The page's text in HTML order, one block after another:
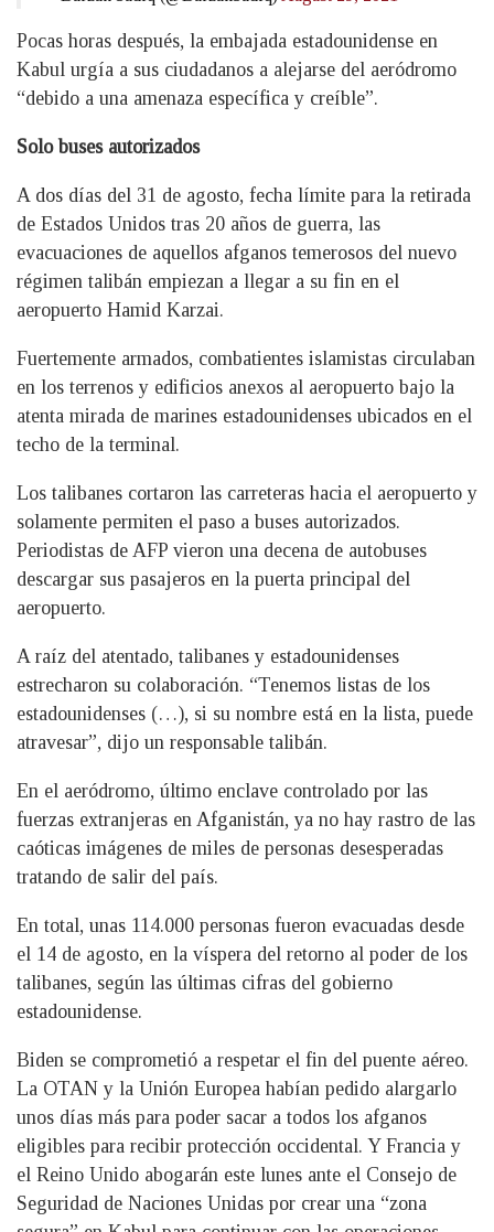
Pocas horas después, la embajada estadounidense en
Kabul urgía a sus ciudadanos a alejarse del aeródromo
“debido a una amenaza específica y creíble”.
Solo buses autorizados
A dos días del 31 de agosto, fecha límite para la retirada
de Estados Unidos tras 20 años de guerra, las
evacuaciones de aquellos afganos temerosos del nuevo
régimen talibán empiezan a llegar a su fin en el
aeropuerto Hamid Karzai.
Fuertemente armados, combatientes islamistas circulaban
en los terrenos y edificios anexos al aeropuerto bajo la
atenta mirada de marines estadounidenses ubicados en el
techo de la terminal.
Los talibanes cortaron las carreteras hacia el aeropuerto y
solamente permiten el paso a buses autorizados.
Periodistas de AFP vieron una decena de autobuses
descargar sus pasajeros en la puerta principal del
aeropuerto.
A raíz del atentado, talibanes y estadounidenses
estrecharon su colaboración. “Tenemos listas de los
estadounidenses (…), si su nombre está en la lista, puede
atravesar”, dijo un responsable talibán.
En el aeródromo, último enclave controlado por las
fuerzas extranjeras en Afganistán, ya no hay rastro de las
caóticas imágenes de miles de personas desesperadas
tratando de salir del país.
En total, unas 114.000 personas fueron evacuadas desde
el 14 de agosto, en la víspera del retorno al poder de los
talibanes, según las últimas cifras del gobierno
estadounidense.
Biden se comprometió a respetar el fin del puente aéreo.
La OTAN y la Unión Europea habían pedido alargarlo
unos días más para poder sacar a todos los afganos
eligibles para recibir protección occidental. Y Francia y
el Reino Unido abogarán este lunes ante el Consejo de
Seguridad de Naciones Unidas por crear una “zona